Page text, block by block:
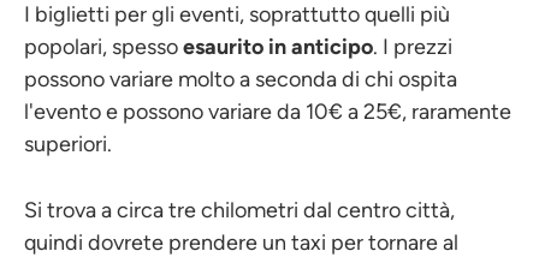
I biglietti per gli eventi, soprattutto quelli più
popolari, spessoesaurito in anticipo. I prezzi
possono variare molto a seconda di chi ospita
l'evento e possono variare da 10€ a 25€, raramente
superiori.
Si trova a circa tre chilometri dal centro città,
quindi dovrete prendere un taxi per tornare al